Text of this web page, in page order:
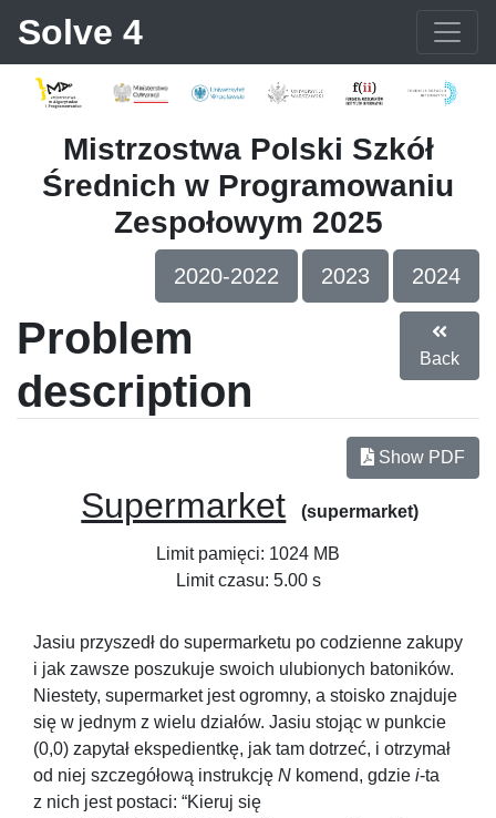
Solve 4
Mistrzostwa Polski Szkół
Średnich w Programowaniu
Zespołowym 2025
2020-2022 2023 2024
Problem
description
Back
Show PDF
Supermarket (supermarket)
Limit pamięci: 1024 MB
Limit czasu: 5.00 s
Jasiu przyszedł do supermarketu po codzienne zakupy
i jak zawsze poszukuje swoich ulubionych batoników.
Niestety, supermarket jest ogromny, a stoisko znajduje
się w jednym z wielu działów. Jasiu stojąc w punkcie
(0,0) zapytał ekspedientkę, jak tam dotrzeć, i otrzymał
od niej szczegółową instrukcję N komend, gdzie i-ta
z nich jest postaci: “Kieruj się